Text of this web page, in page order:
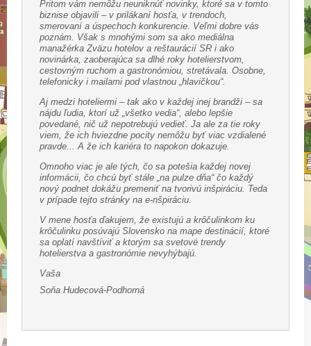
Pritom vám nemôžu neuniknúť novinky, ktoré sa v tomto
biznise objavili – v prilákaní hosťa, v trendoch,
smerovaní a úspechoch konkurencie. Veľmi dobre vás
poznám. Však s mnohými som sa ako mediálna
manažérka Zväzu hotelov a reštaurácií SR i ako
novinárka, zaoberajúca sa dlhé roky hotelierstvom,
cestovným ruchom a gastronómiou, stretávala. Osobne,
telefonicky i mailami pod vlastnou „hlavičkou“.
Aj medzi hoteliermi – tak ako v každej inej brandži – sa
nájdu ľudia, ktorí už „všetko vedia“, alebo lepšie
povedané, nič už nepotrebujú vedieť. Ja ale za tie roky
viem, že ich hviezdne pocity nemôžu byť viac vzdialené
pravde... A že ich kariéra to napokon dokazuje.
Omnoho viac je ale tých, čo sa potešia každej novej
informácii, čo chcú byť stále „na pulze dňa“ čo každý
nový podnet dokážu premeniť na tvorivú inšpiráciu. Teda
v prípade tejto stránky na e-nšpiráciu.
V mene hosťa ďakujem, že existujú a krôčulinkom ku
krôčulinku posúvajú Slovensko na mape destinácií, ktoré
sa oplatí navštíviť a ktorým sa svetové trendy
hotelierstva a gastronómie nevyhýbajú.
Vaša
Soňa Hudecová-Podhorná